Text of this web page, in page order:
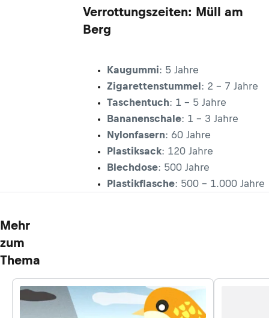
Verrottungszeiten: Müll am
Berg
Kaugummi: 5 Jahre
Zigarettenstummel: 2 - 7 Jahre
Taschentuch: 1 - 5 Jahre
Bananenschale: 1 - 3 Jahre
Nylonfasern: 60 Jahre
Plastiksack: 120 Jahre
Blechdose: 500 Jahre
Plastikflasche: 500 - 1.000 Jahre
Mehr
zum
Thema